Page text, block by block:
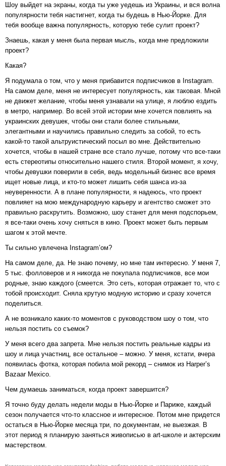
Шоу выйдет на экраны, когда ты уже уедешь из Украины, и вся волна
популярности тебя настигнет, когда ты будешь в Нью-Йорке. Для
тебя вообще важна популярность, которую тебе сулит проект?
Знаешь, какая у меня была первая мысль, когда мне предложили
проект?
Какая?
Я подумала о том, что у меня прибавится подписчиков в Instagram.
На самом деле, меня не интересует популярность, как таковая. Мной
не движет желание, чтобы меня узнавали на улице, я люблю ездить
в метро, например. Во всей этой истории мне хочется повлиять на
украинских девушек, чтобы они стали более стильными,
элегантными и научились правильно следить за собой, то есть
какой-то такой альтруистический посыл во мне. Действительно
хочется, чтобы в нашей стране все стало лучше, потому что все-таки
есть стереотипы относительно нашего стиля. Второй момент, я хочу,
чтобы девушки поверили в себя, ведь модельный бизнес все время
ищет новые лица, и кто-то может лишить себя шанса из-за
неуверенности. А в плане популярности, я надеюсь, что проект
повлияет на мою международную карьеру и агентство сможет это
правильно раскрутить. Возможно, шоу станет для меня подспорьем,
я все-таки очень хочу сняться в кино. Проект может быть первым
шагом к этой мечте.
Ты сильно увлечена Instagram’ом?
На самом деле, да. Не знаю почему, но мне там интересно. У меня 7,
5 тыс. фолловеров и я никогда не покупала подписчиков, все мои
родные, знаю каждого (смеется. Это сеть, которая отражает то, что с
тобой происходит. Сняла крутую модную историю и сразу хочется
поделиться.
А не возникало каких-то моментов с руководством шоу о том, что
нельзя постить со съемок?
У меня всего два запрета. Мне нельзя постить реальные кадры из
шоу и лица участниц, все остальное – можно. У меня, кстати, вчера
появилась фотка, которая побила мой рекорд – снимок из Harper’s
Bazaar Mexico.
Чем думаешь заниматься, когда проект завершится?
Я точно буду делать недели моды в Нью-Йорке и Париже, каждый
сезон получается что-то классное и интересное. Потом мне придется
остаться в Нью-Йорке месяца три, по документам, не выезжая. В
этот период я планирую заняться живописью в art-школе и актерским
мастерством.